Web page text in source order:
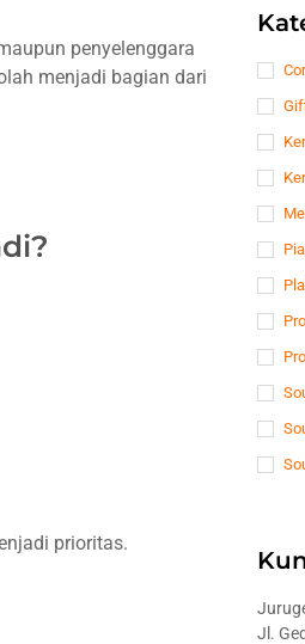
penyelenggara
menjadi bagian dari
prioritas.
Jl.